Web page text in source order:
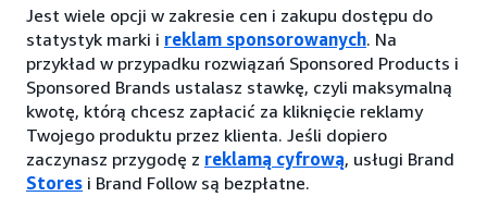
Jest wiele opcji w zakresie cen i zakupu dostępu do
statystyk marki i reklam sponsorowanych. Na
przykład w przypadku rozwiązań Sponsored Products i
Sponsored Brands ustalasz stawkę, czyli maksymalną
kwotę, którą chcesz zapłacić za kliknięcie reklamy
Twojego produktu przez klienta. Jeśli dopiero
zaczynasz przygodę z reklamą cyfrową, usługi Brand
Stores i Brand Follow są bezpłatne.